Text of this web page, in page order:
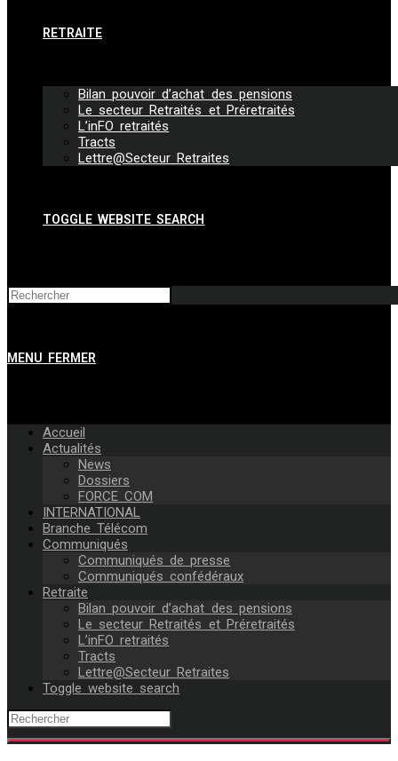
RETRAITE
Bilan pouvoir d’achat des pensions
Le secteur Retraités et Préretraités
L’inFO retraités
Tracts
Lettre@Secteur Retraites
TOGGLE WEBSITE SEARCH
MENU FERMER
Accueil
Actualités
News
Dossiers
FORCE COM
INTERNATIONAL
Branche Télécom
Communiqués
Communiqués de presse
Communiqués confédéraux
Retraite
Bilan pouvoir d’achat des pensions
Le secteur Retraités et Préretraités
L’inFO retraités
Tracts
Lettre@Secteur Retraites
Toggle website search